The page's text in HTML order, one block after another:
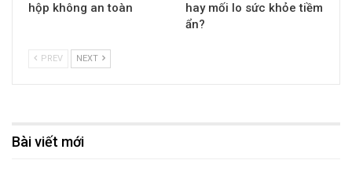
hộp không an toàn
hay mối lo sức khỏe tiềm
ẩn?
PREV NEXT
Bài viết mới